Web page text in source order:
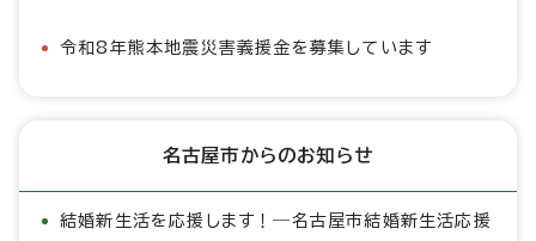
令和8年熊本地震災害義援金を募集しています
名古屋市からのお知らせ
結婚新生活を応援します！―名古屋市結婚新生活応援